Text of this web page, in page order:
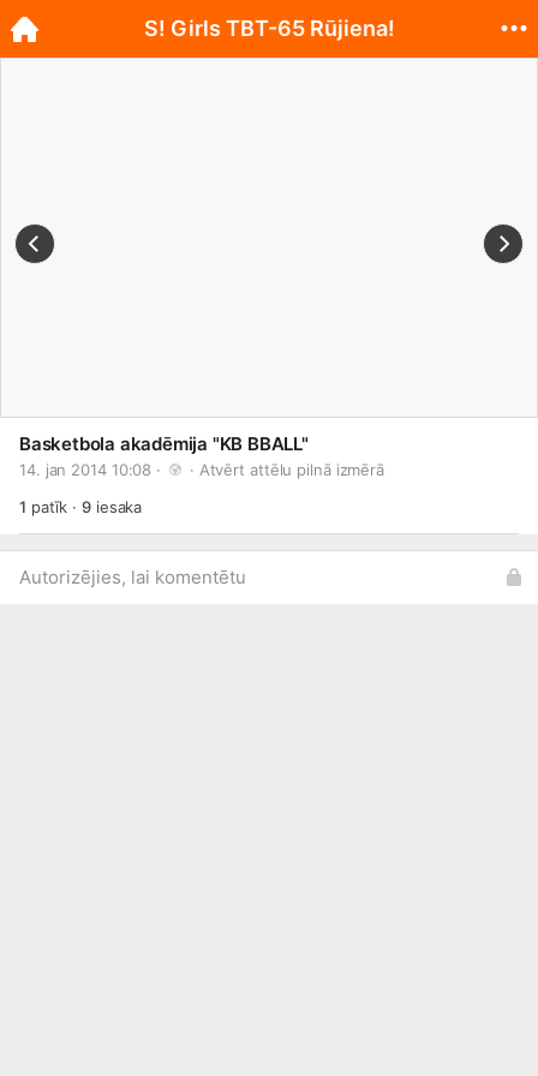
Basketbola akadēmija "KB BBALL"
14. jan 2014 10:08 · · Atvērt attēlu pilnā izmērā
1 patīk ·9iesaka
Autorizējies, lai komentētu
S! Girls TBT-65 Rūjiena!